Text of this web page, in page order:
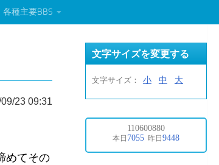
各種主要BBS
23 09:31
めてその
文字サイズを変更する
文字サイズ： 小 中 大